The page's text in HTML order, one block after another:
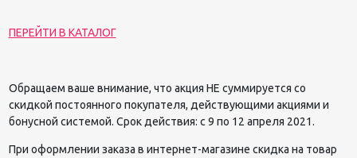
ПЕРЕЙТИ В КАТАЛОГ
Обращаем ваше внимание, что акция НЕ суммируется со
скидкой постоянного покупателя, действующими акциями и
бонусной системой. Срок действия: с 9 по 12 апреля 2021.
При оформлении заказа в интернет-магазине скидка на товар